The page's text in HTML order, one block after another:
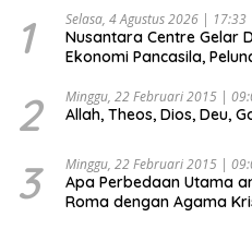
1 Selasa, 4 Agustus 2026 | 17:33
Nusantara Centre Gelar
Ekonomi Pancasila,
Ekonomi Politik
“Urgensi Undang-
Indonesia Emas 2045”,
2 Minggu, 22 Februari 2015 |
Allah, Theos, Dios, Deu,
3 Minggu, 22 Februari 2015 |
Apa Perbedaan Utama
Roma dengan Agama